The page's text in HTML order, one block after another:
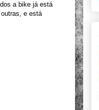
a bike já está
e está